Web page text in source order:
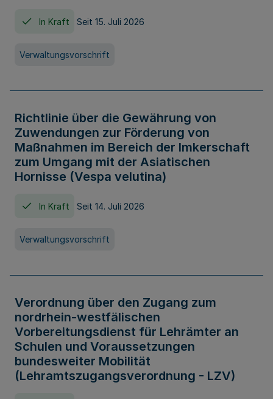
In Kraft Seit 15. Juli 2026
Verwaltungsvorschrift
Richtlinie über die Gewährung von
Zuwendungen zur Förderung von
Maßnahmen im Bereich der Imkerschaft
zum Umgang mit der Asiatischen
Hornisse (Vespa velutina)
In Kraft Seit 14. Juli 2026
Verwaltungsvorschrift
Verordnung über den Zugang zum
nordrhein-westfälischen
Vorbereitungsdienst für Lehrämter an
Schulen und Voraussetzungen
bundesweiter Mobilität
(Lehramtszugangsverordnung - LZV)